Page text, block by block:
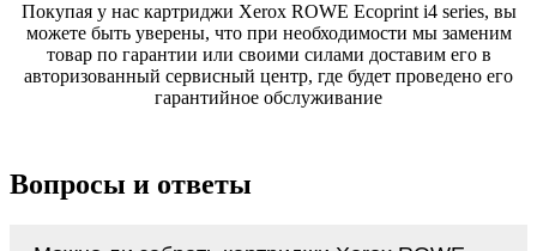
Покупая у нас картриджи Xerox ROWE Ecoprint i4 series, вы
можете быть уверены, что при необходимости мы заменим
товар по гарантии или своими силами доставим его в
авторизованный сервисный центр, где будет проведено его
гарантийное обслуживание
Вопросы и ответы